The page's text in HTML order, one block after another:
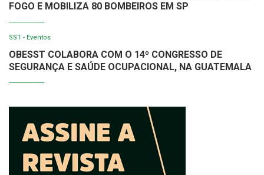
FOGO E MOBILIZA 80 BOMBEIROS EM SP
SST - Eventos
OBESST COLABORA COM O 14º CONGRESSO DE
SEGURANÇA E SAÚDE OCUPACIONAL, NA GUATEMALA